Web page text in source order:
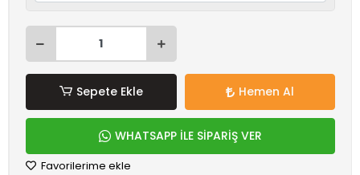
Sepete Ekle Hemen Al
WHATSAPP İLE SİPARİŞ VER
Favorilerime ekle